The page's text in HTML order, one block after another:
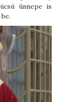
ünnepe is